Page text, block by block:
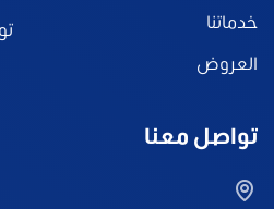
خدماتنا
العروض
تواصل معنا